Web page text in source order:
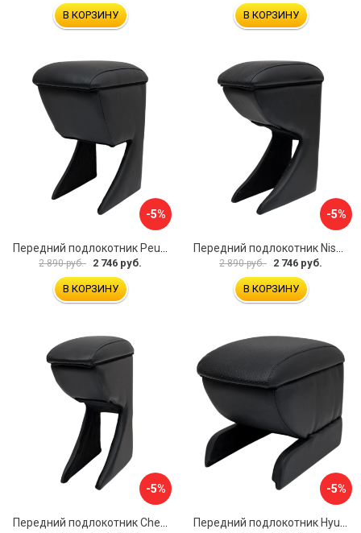
В КОРЗИНУ В КОРЗИНУ
-5%
Передний подлокотник Peugeot 107 2006-2011 AVTOLIDER1 PP-Peugeot-107-01
2 890 руб. 2 746 руб.
В КОРЗИНУ
-5%
Передний подлокотник Nissan Almera 2013- AVTOLIDER1 PP-Nissan-Almera-13-01
2 890 руб. 2 746 руб.
В КОРЗИНУ
-5% -5%